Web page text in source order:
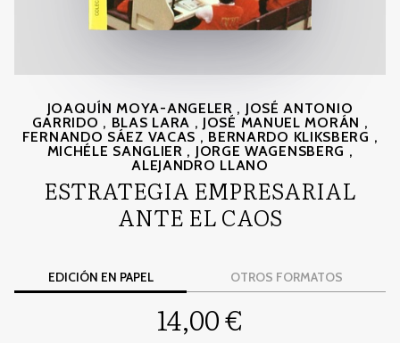
JOAQUÍN MOYA-ANGELER , JOSÉ ANTONIO
GARRIDO , BLAS LARA , JOSÉ MANUEL MORÁN ,
FERNANDO SÁEZ VACAS , BERNARDO KLIKSBERG ,
MICHÉLE SANGLIER , JORGE WAGENSBERG ,
ALEJANDRO LLANO
ESTRATEGIA EMPRESARIAL
ANTE EL CAOS
EDICIÓN EN PAPEL OTROS FORMATOS
14,00 €